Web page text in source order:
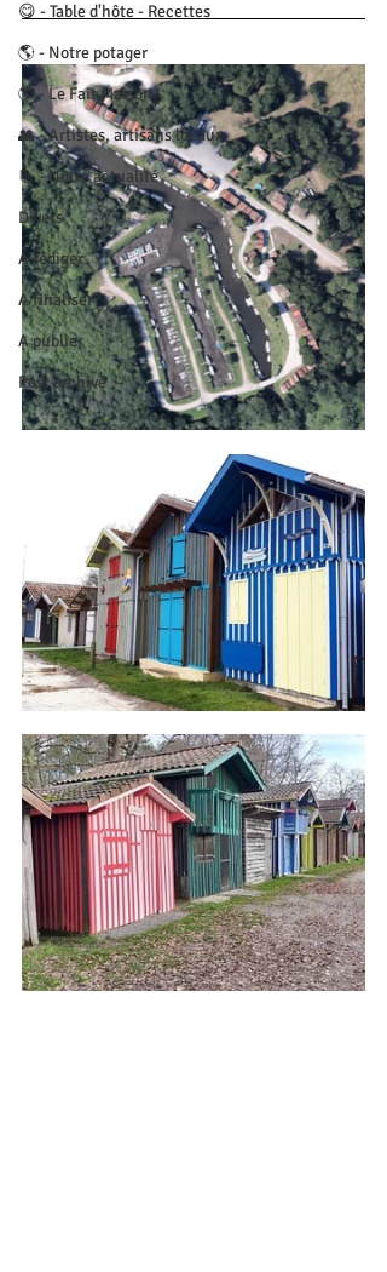
😋 - Table d'hôte - Recettes
🌎 - Notre potager
🌎 - Le Fait Maison
👥 - Artistes, artisans locaux
📃 - Notre actualité
Divers
A rédiger
A finaliser
A publier
Post archivé